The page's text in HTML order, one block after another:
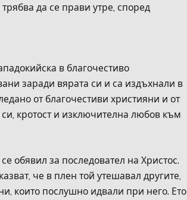
да се прави утре, според
в благочестиво
заради вярата си и са издъхнали в
от благочестиви християни и от
кротост и изключителна любов към
обявил за последовател на Христос.
че в плен той утешавал другите,
които послушно идвали при него. Ето